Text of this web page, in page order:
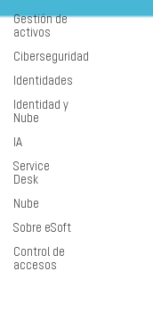
Gestión de
activos
Ciberseguridad
Identidades
Identidad y
Nube
IA
Service
Desk
Nube
Sobre eSoft
Control de
accesos